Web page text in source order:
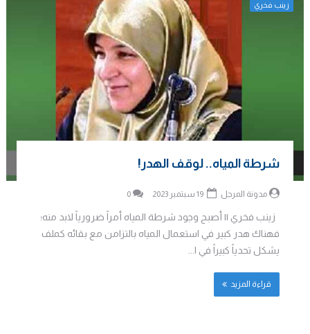
زينب فخري
شرطة المياه.. لوقف الهدر!
مدونة المرجل 0
زينب فخري || أصبح وجود شرطة المياه أمراً ضرورياً لابد منه؛
فهناك هدر كبير في استعمال المياه بالتزامن مع بقائه كملف
يشكل تحدياً كبيراً في ا...
قراءة المزيد